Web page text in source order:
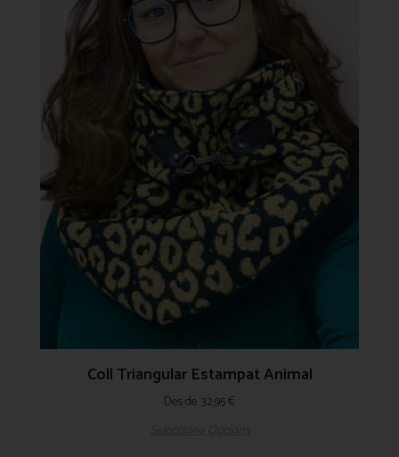
Coll Triangular Estampat Animal
Des de 32,95€